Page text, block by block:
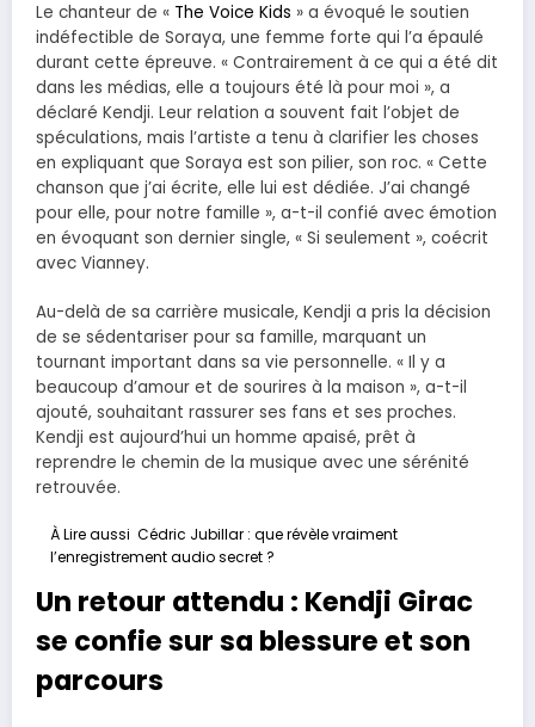
Le chanteur de « The Voice Kids » a évoqué le soutien
indéfectible de Soraya, une femme forte qui l’a épaulé
durant cette épreuve. « Contrairement à ce qui a été dit
dans les médias, elle a toujours été là pour moi », a
déclaré Kendji. Leur relation a souvent fait l’objet de
spéculations, mais l’artiste a tenu à clarifier les choses
en expliquant que Soraya est son pilier, son roc. « Cette
chanson que j’ai écrite, elle lui est dédiée. J’ai changé
pour elle, pour notre famille », a-t-il confié avec émotion
en évoquant son dernier single, « Si seulement », coécrit
avec Vianney.
Au-delà de sa carrière musicale, Kendji a pris la décision
de se sédentariser pour sa famille, marquant un
tournant important dans sa vie personnelle. « Il y a
beaucoup d’amour et de sourires à la maison », a-t-il
ajouté, souhaitant rassurer ses fans et ses proches.
Kendji est aujourd’hui un homme apaisé, prêt à
reprendre le chemin de la musique avec une sérénité
retrouvée.
À Lire aussi Cédric Jubillar : que révèle vraiment
l’enregistrement audio secret ?
Un retour attendu : Kendji Girac
se confie sur sa blessure et son
parcours